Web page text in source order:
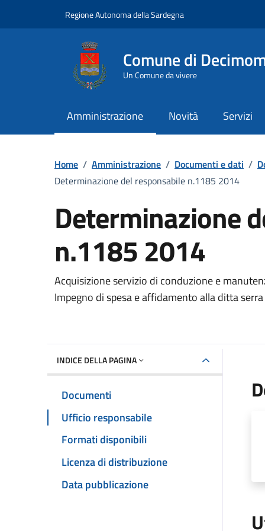
Regione Autonoma della Sardegna
Comune di
Un Comune da vivere
Amministrazione Novità Servizi
Home / Amministrazione / Documenti e dati /
Determinazione del responsabile n.1185 2014
Determinazione
n.1185 2014
Dettaglio del documento
Acquisizione servizio di conduzione e
Impegno di spesa e affidamento alla ditta
INDICE DELLA PAGINA
Documenti
Ufficio responsabile
Formati disponibili
Licenza di distribuzione
Data pubblicazione